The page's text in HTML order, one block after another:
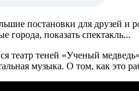
постановки для друзей и
города, показать спектакль...
театр теней «Ученый
музыка. О том, как это